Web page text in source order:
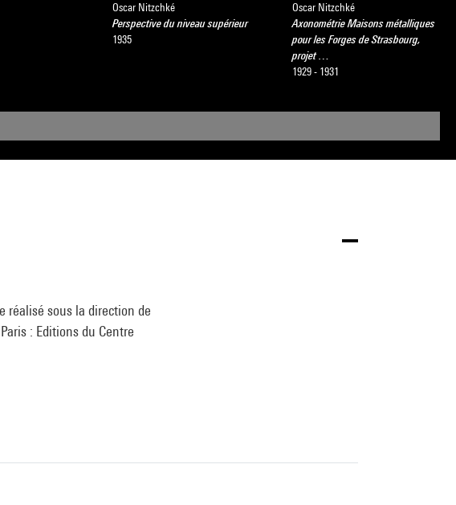
Oscar Nitzchké
Perspective du niveau supérieur
1935
Oscar Nitzchké
Axonométrie Maisons métalliques
pour les Forges de Strasbourg,
projet …
1929 - 1931
réalisé sous la direction de
: Editions du Centre